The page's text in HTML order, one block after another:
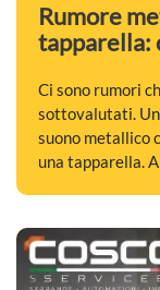
Rumore
tapparella:
Ci sono rumori
sottovalutati.
suono metallico
una tapparella.